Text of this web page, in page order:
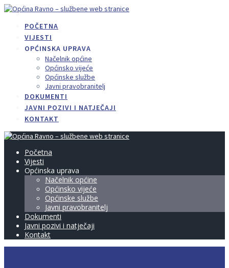
Skip
contentPOČETNA
VIJESTI
OPĆINSKA UPRAVA
Načelnik općine
Općinsko vijeće
Općinske službe
Javni pravobranitelj
DOKUMENTI
JAVNI POZIVI I NATJEČAJI
KONTAKT
Početna
Vijesti
Općinska uprava
Načelnik općine
Općinsko vijeće
Općinske službe
Javni pravobranitelj
Dokumenti
Javni pozivi i natječaji
Kontakt